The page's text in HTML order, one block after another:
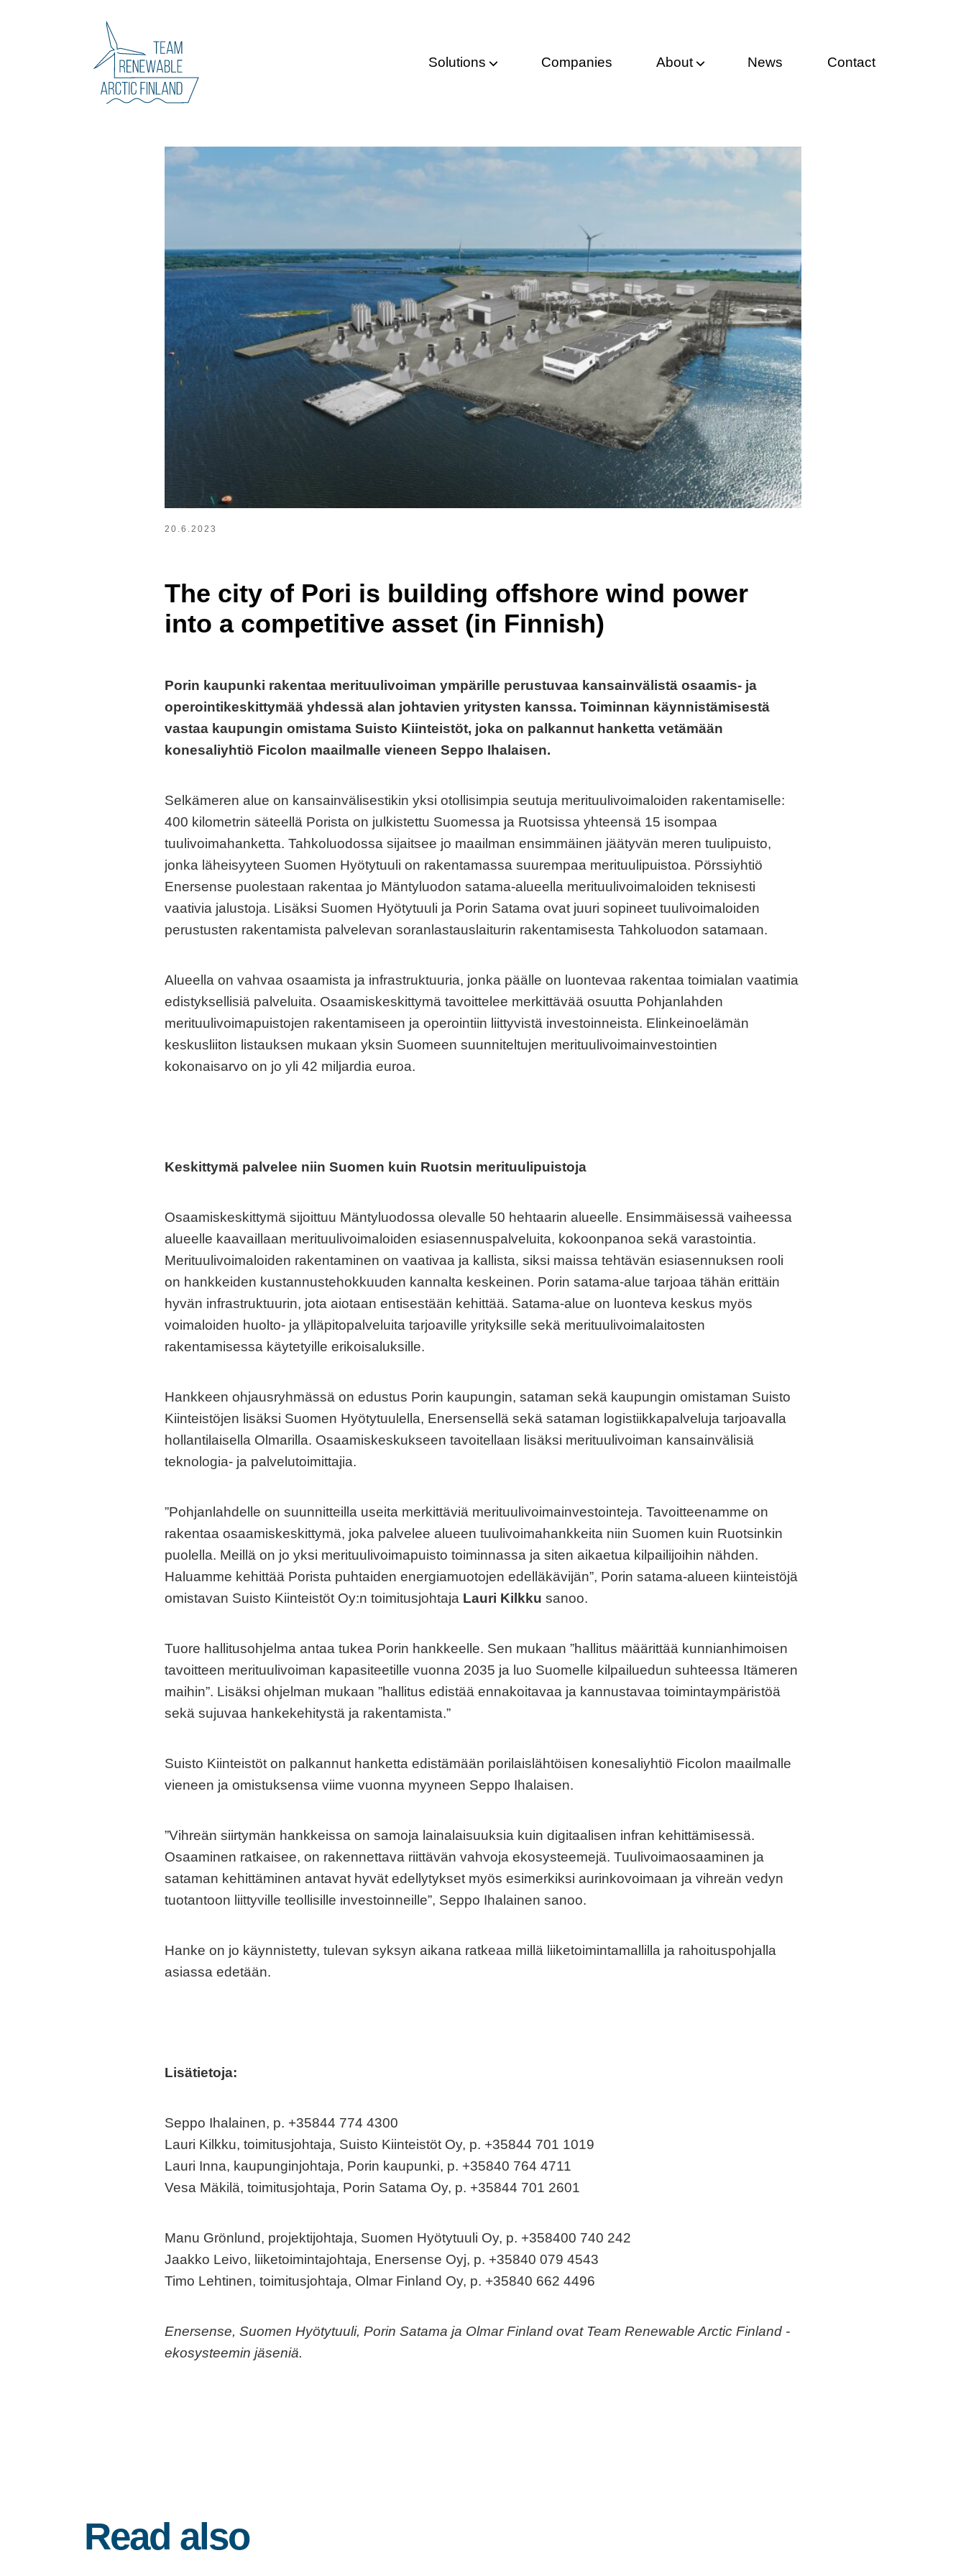
Solutions Companies About News Contact
20.6.2023
The city of Pori is building offshore wind power
into a competitive asset (in Finnish)
Porin kaupunki rakentaa merituulivoiman ympärille perustuvaa kansainvälistä osaamis- ja
operointikeskittymää yhdessä alan johtavien yritysten kanssa. Toiminnan käynnistämisestä
vastaa kaupungin omistama Suisto Kiinteistöt, joka on palkannut hanketta vetämään
konesaliyhtiö Ficolon maailmalle vieneen Seppo Ihalaisen.
Selkämeren alue on kansainvälisestikin yksi otollisimpia seutuja merituulivoimaloiden rakentamiselle:
400 kilometrin säteellä Porista on julkistettu Suomessa ja Ruotsissa yhteensä 15 isompaa
tuulivoimahanketta. Tahkoluodossa sijaitsee jo maailman ensimmäinen jäätyvän meren tuulipuisto,
jonka läheisyyteen Suomen Hyötytuuli on rakentamassa suurempaa merituulipuistoa. Pörssiyhtiö
Enersense puolestaan rakentaa jo Mäntyluodon satama-alueella merituulivoimaloiden teknisesti
vaativia jalustoja. Lisäksi Suomen Hyötytuuli ja Porin Satama ovat juuri sopineet tuulivoimaloiden
perustusten rakentamista palvelevan soranlastauslaiturin rakentamisesta Tahkoluodon satamaan.
Alueella on vahvaa osaamista ja infrastruktuuria, jonka päälle on luontevaa rakentaa toimialan vaatimia
edistyksellisiä palveluita. Osaamiskeskittymä tavoittelee merkittävää osuutta Pohjanlahden
merituulivoimapuistojen rakentamiseen ja operointiin liittyvistä investoinneista. Elinkeinoelämän
keskusliiton listauksen mukaan yksin Suomeen suunniteltujen merituulivoimainvestointien
kokonaisarvo on jo yli 42 miljardia euroa.
Keskittymä palvelee niin Suomen kuin Ruotsin merituulipuistoja
Osaamiskeskittymä sijoittuu Mäntyluodossa olevalle 50 hehtaarin alueelle. Ensimmäisessä vaiheessa
alueelle kaavaillaan merituulivoimaloiden esiasennuspalveluita, kokoonpanoa sekä varastointia.
Merituulivoimaloiden rakentaminen on vaativaa ja kallista, siksi maissa tehtävän esiasennuksen rooli
on hankkeiden kustannustehokkuuden kannalta keskeinen. Porin satama-alue tarjoaa tähän erittäin
hyvän infrastruktuurin, jota aiotaan entisestään kehittää. Satama-alue on luonteva keskus myös
voimaloiden huolto- ja ylläpitopalveluita tarjoaville yrityksille sekä merituulivoimalaitosten
rakentamisessa käytetyille erikoisaluksille.
Hankkeen ohjausryhmässä on edustus Porin kaupungin, sataman sekä kaupungin omistaman Suisto
Kiinteistöjen lisäksi Suomen Hyötytuulella, Enersensellä sekä sataman logistiikkapalveluja tarjoavalla
hollantilaisella Olmarilla. Osaamiskeskukseen tavoitellaan lisäksi merituulivoiman kansainvälisiä
teknologia- ja palvelutoimittajia.
”Pohjanlahdelle on suunnitteilla useita merkittäviä merituulivoimainvestointeja. Tavoitteenamme on
rakentaa osaamiskeskittymä, joka palvelee alueen tuulivoimahankkeita niin Suomen kuin Ruotsinkin
puolella. Meillä on jo yksi merituulivoimapuisto toiminnassa ja siten aikaetua kilpailijoihin nähden.
Haluamme kehittää Porista puhtaiden energiamuotojen edelläkävijän”, Porin satama-alueen kiinteistöjä
omistavan Suisto Kiinteistöt Oy:n toimitusjohtaja Lauri Kilkku sanoo.
Tuore hallitusohjelma antaa tukea Porin hankkeelle. Sen mukaan ”hallitus määrittää kunnianhimoisen
tavoitteen merituulivoiman kapasiteetille vuonna 2035 ja luo Suomelle kilpailuedun suhteessa Itämeren
maihin”. Lisäksi ohjelman mukaan ”hallitus edistää ennakoitavaa ja kannustavaa toimintaympäristöä
sekä sujuvaa hankekehitystä ja rakentamista.”
Suisto Kiinteistöt on palkannut hanketta edistämään porilaislähtöisen konesaliyhtiö Ficolon maailmalle
vieneen ja omistuksensa viime vuonna myyneen Seppo Ihalaisen.
”Vihreän siirtymän hankkeissa on samoja lainalaisuuksia kuin digitaalisen infran kehittämisessä.
Osaaminen ratkaisee, on rakennettava riittävän vahvoja ekosysteemejä. Tuulivoimaosaaminen ja
sataman kehittäminen antavat hyvät edellytykset myös esimerkiksi aurinkovoimaan ja vihreän vedyn
tuotantoon liittyville teollisille investoinneille”, Seppo Ihalainen sanoo.
Hanke on jo käynnistetty, tulevan syksyn aikana ratkeaa millä liiketoimintamallilla ja rahoituspohjalla
asiassa edetään.
Lisätietoja:
Seppo Ihalainen, p. +35844 774 4300
Lauri Kilkku, toimitusjohtaja, Suisto Kiinteistöt Oy, p. +35844 701 1019
Lauri Inna, kaupunginjohtaja, Porin kaupunki, p. +35840 764 4711
Vesa Mäkilä, toimitusjohtaja, Porin Satama Oy, p. +35844 701 2601
Manu Grönlund, projektijohtaja, Suomen Hyötytuuli Oy, p. +358400 740 242
Jaakko Leivo, liiketoimintajohtaja, Enersense Oyj, p. +35840 079 4543
Timo Lehtinen, toimitusjohtaja, Olmar Finland Oy, p. +35840 662 4496
Enersense, Suomen Hyötytuuli, Porin Satama ja Olmar Finland ovat Team Renewable Arctic Finland -
ekosysteemin jäseniä.
Read also